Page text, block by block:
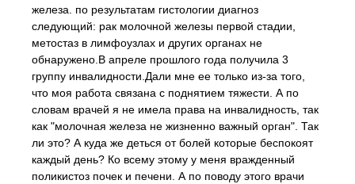
железа. по результатам гистологии диагноз
следующий: рак молочной железы первой стадии,
метостаз в лимфоузлах и других органах не
обнаружено.В апреле прошлого года получила 3
группу инвалидности.Дали мне ее только из-за того,
что моя работа связана с поднятием тяжести. А по
словам врачей я не имела права на инвалидность, так
как "молочная железа не жизненно важный орган". Так
ли это? А куда же деться от болей которые беспокоят
каждый день? Ко всему этому у меня вражденный
поликистоз почек и печени. А по поводу этого врачи